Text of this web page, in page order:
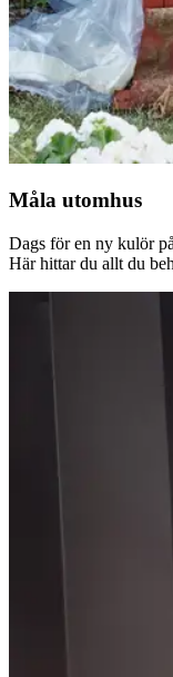
Måla utomhus
Dags för en ny kulör
Här hittar du allt du